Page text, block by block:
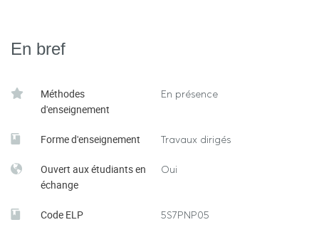
En bref
Méthodes
d'enseignement
En présence
Forme d'enseignement Travaux dirigés
Ouvert aux étudiants en
échange
Oui
Code ELP 5S7PNP05